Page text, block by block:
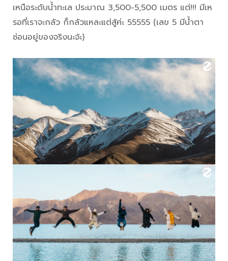
เหนือระดับน้ำทะเล ประมาณ 3,500-5,500 เมตร แต่!!! มีเห
รอที่เราจะกลัว ก็กลัวแหละแต่สู้ค่ะ 55555 (เลข 5 มีน้ำตา
ซ่อนอยู่ของจริงนะจ้ะ)